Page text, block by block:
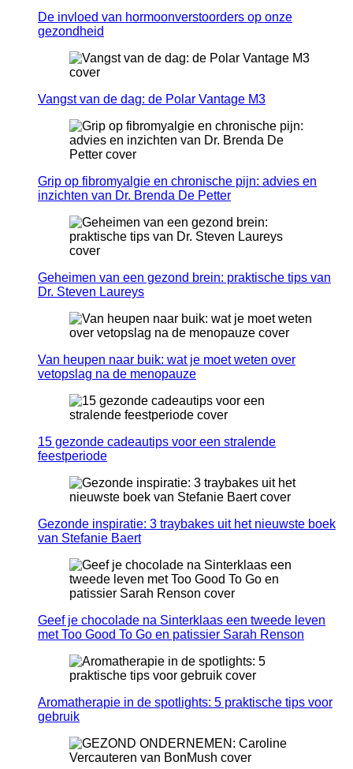
De invloed van hormoonverstoorders op onze
gezondheid
Vangst van de dag: de Polar Vantage M3
Grip op fibromyalgie en chronische pijn: advies en
inzichten van Dr. Brenda De Petter
Geheimen van een gezond brein: praktische tips van
Dr. Steven Laureys
Van heupen naar buik: wat je moet weten over
vetopslag na de menopauze
15 gezonde cadeautips voor een stralende
feestperiode
Gezonde inspiratie: 3 traybakes uit het nieuwste boek
van Stefanie Baert
Geef je chocolade na Sinterklaas een tweede leven
met Too Good To Go en patissier Sarah Renson
Aromatherapie in de spotlights: 5 praktische tips voor
gebruik